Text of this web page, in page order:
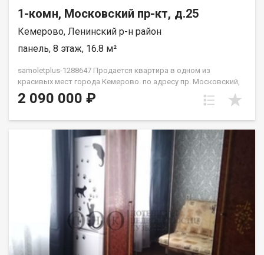
1-комн, Московский пр-кт, д.25
Кемерово, Ленинский р-н район
панель, 8 этаж, 16.8 м²
samoletplus-1288647 Продается квартира в одном из
красивых мест города Кемерово. по адресу пр. Московский,
25 Квартира расположена на 8 этаже 9‑этажного дома.
Отличное сочетание цены и готовности к быстрой сделке.
этого объекта недвижимости: классный район для
проживания и сдачи в аренду ликвидность для последующей
сдачи в аренду или перепродажи доступная цена развитая
инфраструктура, рядом школа 78, 3 детских сада, ТЦ Лето
сити, магазины, остановка, детская поликлиника,
прогулочные зоны, футбольное поле. Неподалеку сквер. Один
взрослый собственник быстрый выход на сделку Приобретая
недвижимость через Федеральное Агентство Недвижимости
"Самолёт Плюс" Вы получаете: Гарантия юридической
чистоты сделки от компании, которая работает на рынке
недвижимости в городе Кемерово с 2010 года! Выгодная
2 090 000 ₽